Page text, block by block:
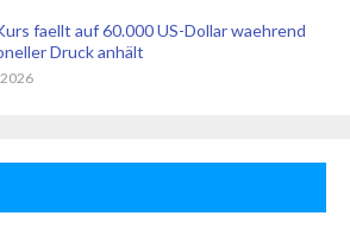
faellt auf 60.000 US-Dollar waehrend
Druck anhält